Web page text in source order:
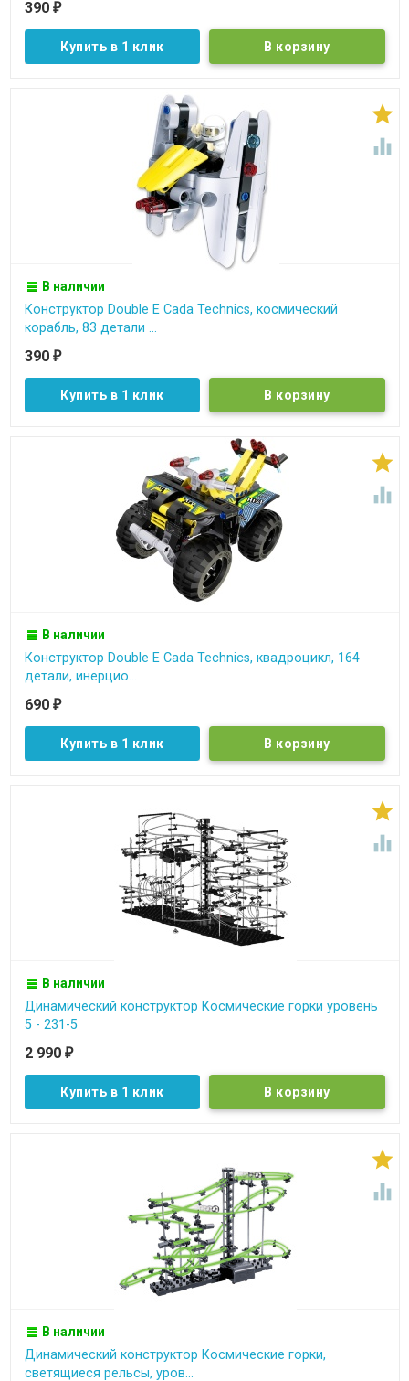
390 ₽
Купить в 1 клик


В наличии
Конструктор Double E Cada Technics, космический
корабль, 83 детали ...
390 ₽
Купить в 1 клик


В наличии
Конструктор Double E Cada Technics, квадроцикл, 164
детали, инерцио...
690 ₽
Купить в 1 клик


В наличии
Динамический конструктор Космические горки уровень
5 - 231-5
2 990 ₽
Купить в 1 клик


В наличии
Динамический конструктор Космические горки,
светящиеся рельсы, уров...